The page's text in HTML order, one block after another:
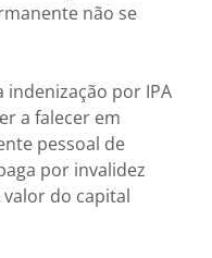
não se
indenização por IPA
a falecer em
pessoal de
por invalidez
do capital